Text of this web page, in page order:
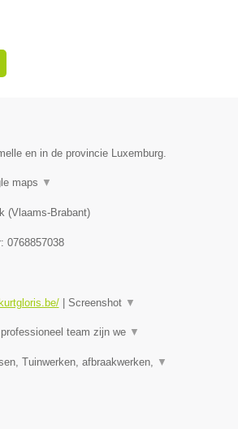
en in de provincie Luxemburg.
maps ▼
(Vlaams-Brabant)
0768857038
| Screenshot ▼
team zijn we ▼
Tuinwerken, afbraakwerken, ▼